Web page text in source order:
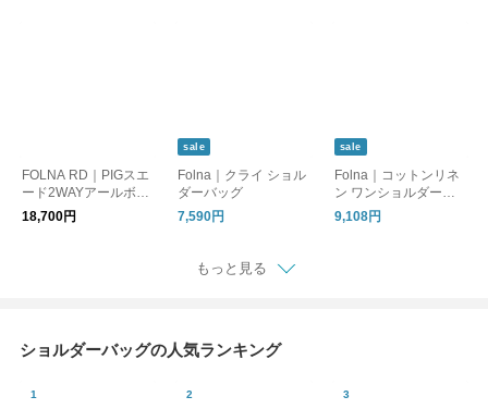
FOLNA RD｜PIGスエ
ード2WAYアールボス
トンバッグ
18,700円
sale
Folna｜クライ ショル
ダーバッグ
7,590円
sale
Folna｜コットンリネ
ン ワンショルダーバ
ッグ Lサイズ
9,108円
もっと見る
ショルダーバッグの人気ランキング